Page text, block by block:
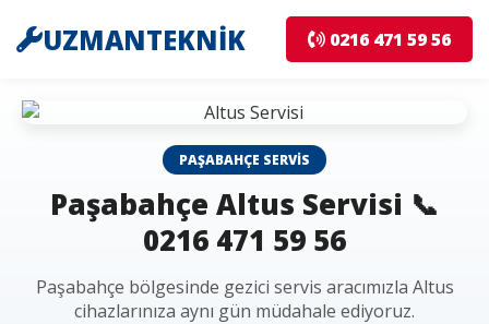
UZMANTEKNİK 0216 471 59 56
PAŞABAHÇE SERVIS
Paşabahçe Altus Servisi 📞
0216 471 59 56
Paşabahçe bölgesinde gezici servis aracımızla Altus
cihazlarınıza aynı gün müdahale ediyoruz.